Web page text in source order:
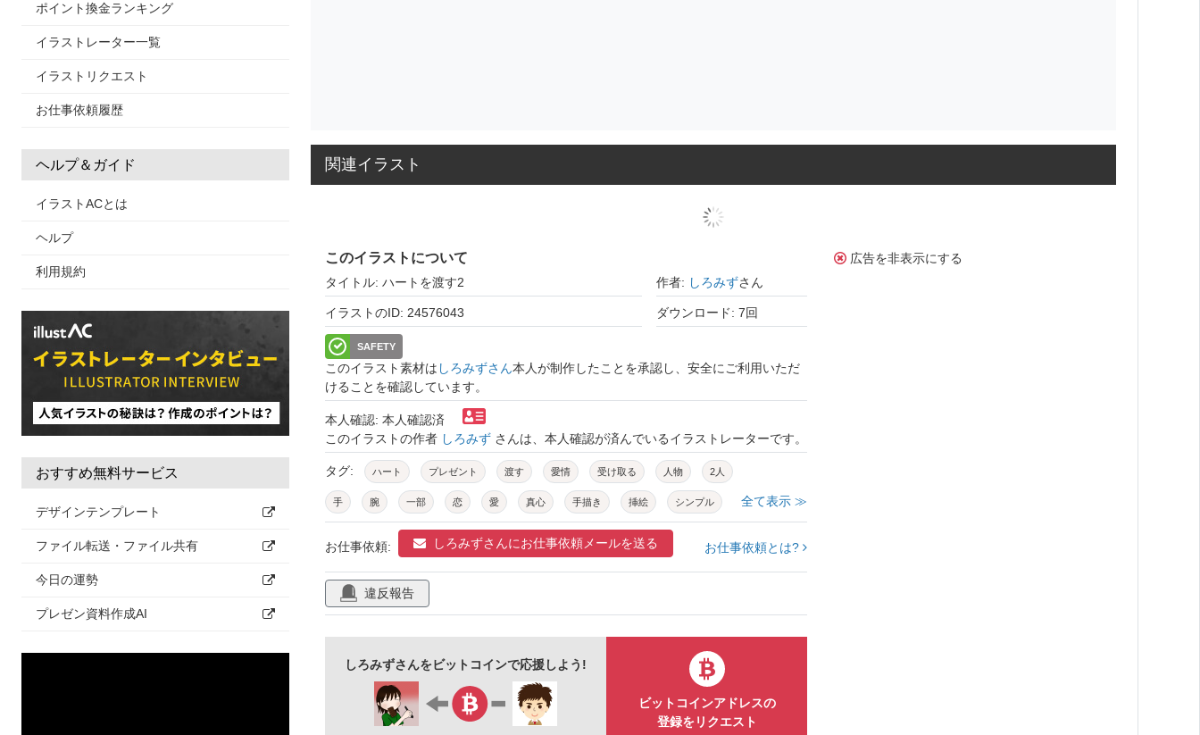
ポイント換金ランキング
イラストレーター一覧
イラストリクエスト
お仕事依頼履歴
ヘルプ＆ガイド
イラストACとは
ヘルプ
利用規約
おすすめ無料サービス
デザインテンプレート
ファイル転送・ファイル共有
今日の運勢
プレゼン資料作成AI
関連イラスト
このイラストについて
タイトル: ハートを渡す2 作者: しろみずさん
イラストのID: 24576043 ダウンロード: 7回
SAFETY
このイラスト素材は しろみずさん本人が制作したことを承認し、安全にご利用いただ
けることを確認しています。
本人確認: 本人確認済
このイラストの作者 しろみず さんは、本人確認が済んでいるイラストレーターです。
タグ: ハート プレゼント 渡す 愛情 受け取る 人物 2人
手 腕 一部 恋 愛 真心 手描き 挿絵 シンプル
気持ち 伝える 素材
全て表示 ≫
お仕事依頼: しろみずさんにお仕事依頼メールを送る お仕事依頼とは?
違反報告
しろみずさんをビットコインで応援しよう!
ビットコインアドレスの
登録をリクエスト
広告を非表示にする